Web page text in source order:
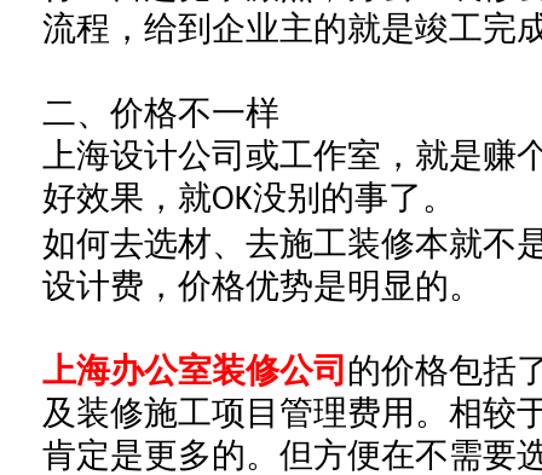
流程，给到企业主的就是竣工完
二、 价格不一样
上海设计公司或工作室，就是
好效果，就OK没别的事了。
如何去选材、去施工装修本就不
设计费，价格优势是明显的。
上海办公室装修公司 的价格包括
及装修施工项目管理费用。相较
肯定是更多的。但方便在不需要